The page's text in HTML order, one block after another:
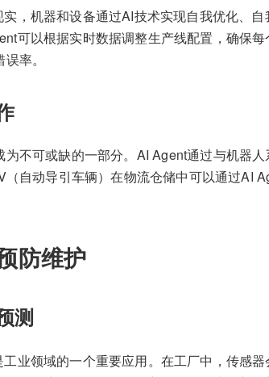
，机器和设备通过AI技术实现自我优化、
可以根据实时数据调整生产线配置，确保
率。
不可或缺的一部分。AI Agent通过与机器
自动导引车辆）在物流仓储中可以通过AI
防维护
测
业领域的一个重要应用。在工厂中，传感